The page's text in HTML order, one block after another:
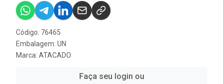
Código: 76465
Embalagem: UN
Marca: ATACADO
Faça seu login ou